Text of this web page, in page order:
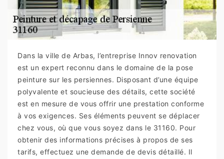
Dans la ville de Arbas, l’entreprise Innov renovation
est un expert reconnu dans le domaine de la pose
peinture sur les persiennes. Disposant d’une équipe
polyvalente et soucieuse des détails, cette société
est en mesure de vous offrir une prestation conforme
à vos exigences. Ses éléments peuvent se déplacer
chez vous, où que vous soyez dans le 31160. Pour
obtenir des informations précises à propos de ses
tarifs, effectuez une demande de devis détaillé. Il